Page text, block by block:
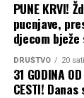
PUNE KRVI!
pucnjave,
djecom
DRUŠTVO 20
31 GODINA
CESTI!